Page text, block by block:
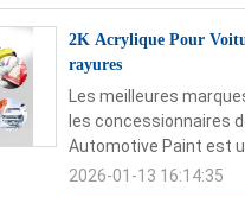
2K Acrylique Pour
rayures
Les meilleures
les concessionnaires
Automotive Paint est
2026-01-13 16:14:35